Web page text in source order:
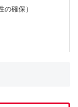
確保）